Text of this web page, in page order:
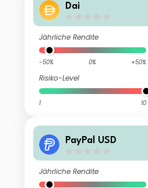
Dai
Jährliche Rendite
-50% 0% +50%
Risiko-Level
1 10
PayPal USD
Jährliche Rendite